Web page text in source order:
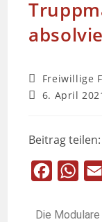
Freiwillige
6. April
Beitrag teilen:
c
W
a
Die